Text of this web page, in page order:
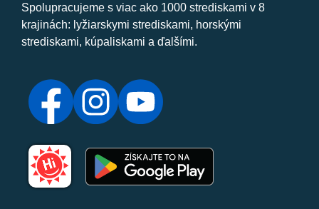
Spolupracujeme s viac ako 1000 strediskami v 8
krajinách: lyžiarskymi strediskami, horskými
strediskami, kúpaliskami a ďalšími.